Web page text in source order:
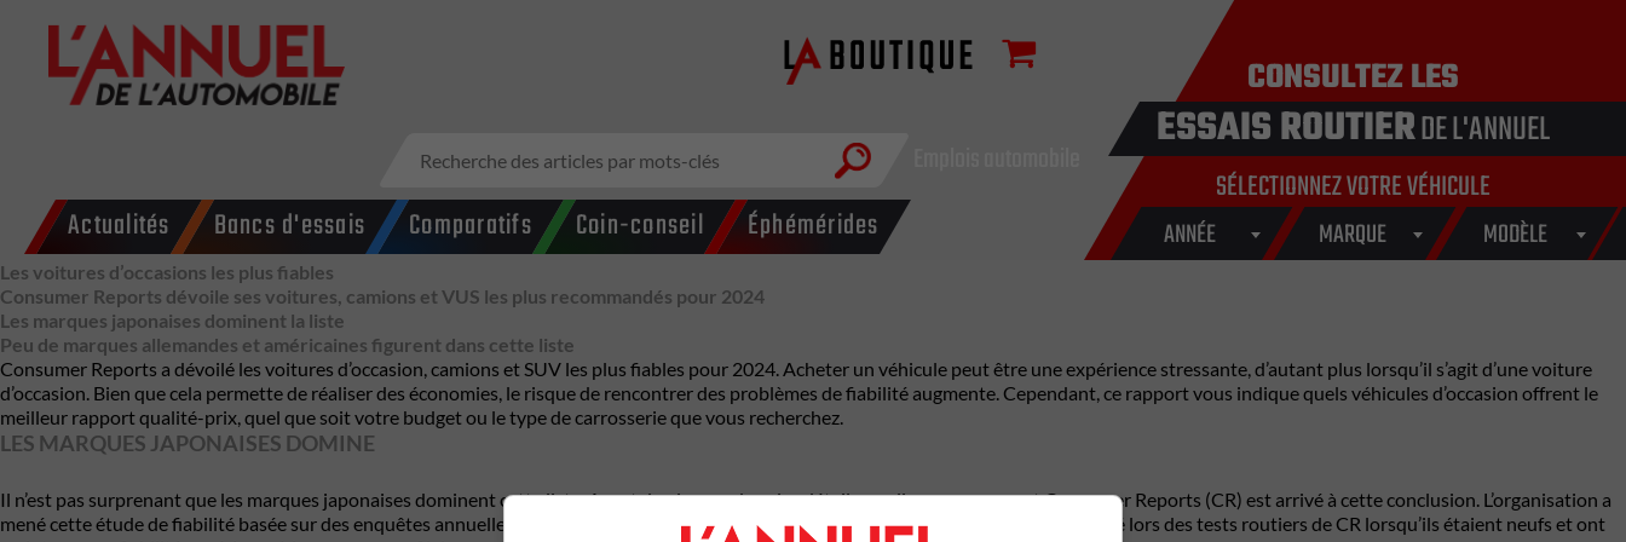
Actualités Bancs d'essais Comparatifs Coin-conseil Éphémérides
CONSULTEZ LES
ESSAIS ROUTIERDE L'ANNUEL
SÉLECTIONNEZ VOTRE VÉHICULE
ANNÉE MARQUE MODÈLE
Les voitures d’occasions les plus fiables
Consumer Reports dévoile ses voitures, camions et VUS les plus recommandés pour 2024
Les marques japonaises dominent la liste
Peu de marques allemandes et américaines figurent dans cette liste
Consumer Reports a dévoilé les voitures d’occasion, camions et SUV les plus fiables pour 2024. Acheter un véhicule peut être une expérience stressante, d’autant plus lorsqu’il s’agit d’une voiture
d’occasion. Bien que cela permette de réaliser des économies, le risque de rencontrer des problèmes de fiabilité augmente. Cependant, ce rapport vous indique quels véhicules d’occasion offrent le
meilleur rapport qualité-prix, quel que soit votre budget ou le type de carrosserie que vous recherchez.
LES MARQUES JAPONAISES DOMINE
Il n’est pas surprenant que les marques japonaises dominent cette liste. Avant de plonger dans les détails, expliquons comment Consumer Reports (CR) est arrivé à cette conclusion. L’organisation a
mené cette étude de fiabilité basée sur des enquêtes annuelles auprès de ses membres. Tous les véhicules sélectionnés ont bien performé lors des tests routiers de CR lorsqu’ils étaient neufs et ont